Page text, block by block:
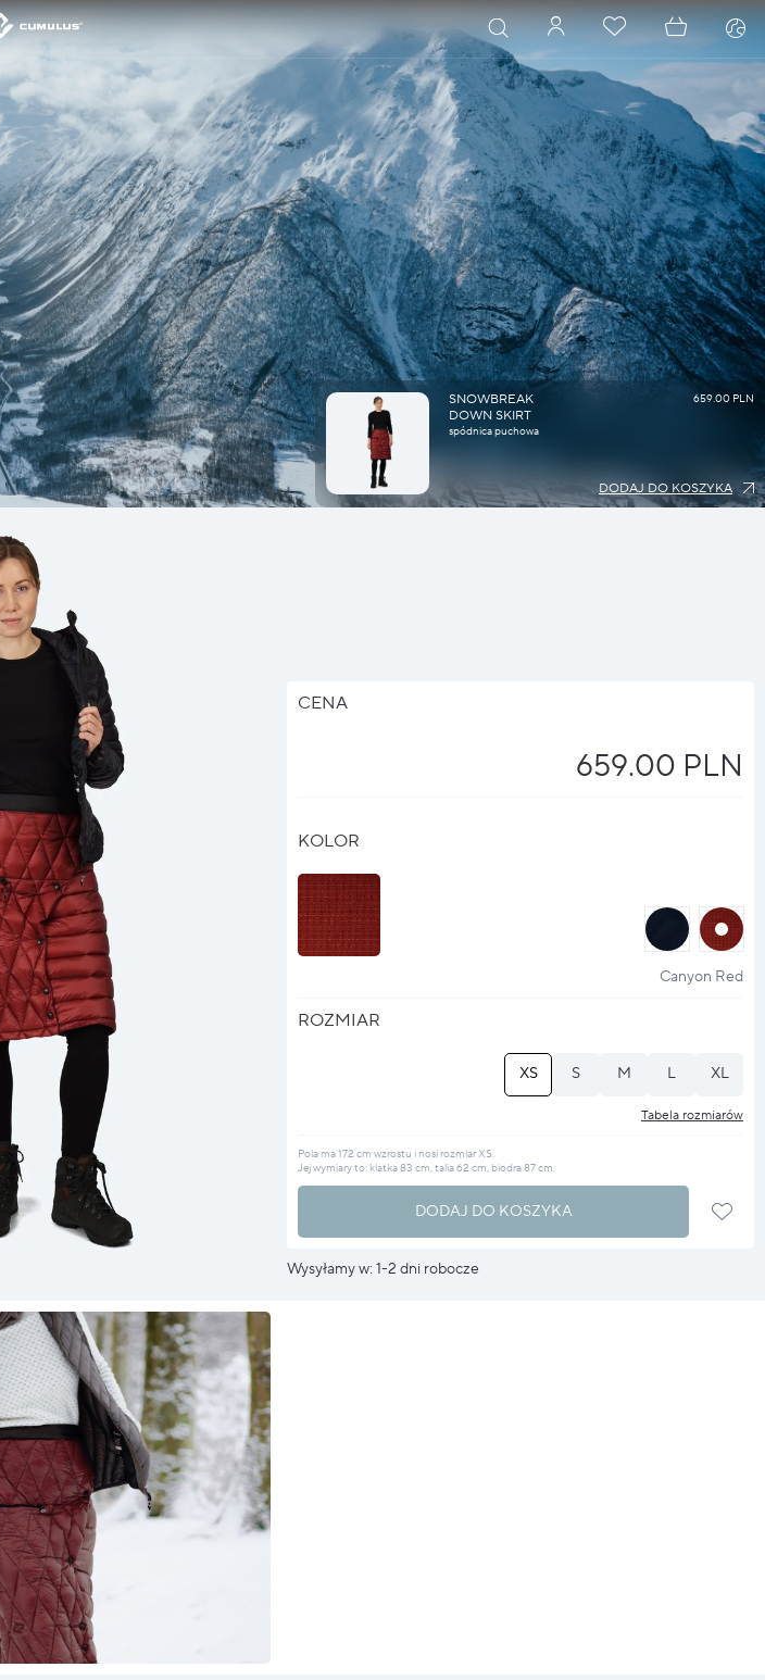
SNOWBREAK
DOWN SKIRT
spódnica puchowa
659.00 PLN
DODAJ DO KOSZYKA
CENA
659.00 PLN
KOLOR
halo
halo
?
Canyon Red
ROZMIAR
XL
L
M
S
XS
Tabela rozmiarów
Pola ma 172 cm wzrostu i nosi rozmiar XS.
Jej wymiary to: klatka 83 cm, talia 62 cm, biodra 87 cm.
DODAJ DO KOSZYKA
Wysyłamy w: 1-2 dni robocze